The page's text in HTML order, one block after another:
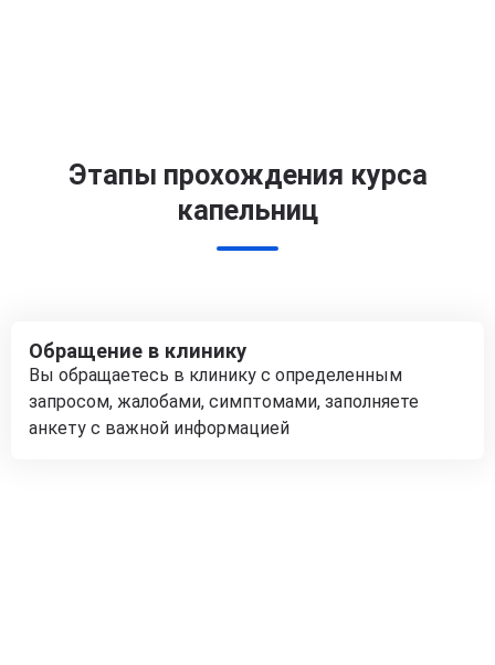
Этапы прохождения курса
капельниц
Обращение в клинику
Вы обращаетесь в клинику с определенным
запросом, жалобами, симптомами, заполняете
анкету с важной информацией